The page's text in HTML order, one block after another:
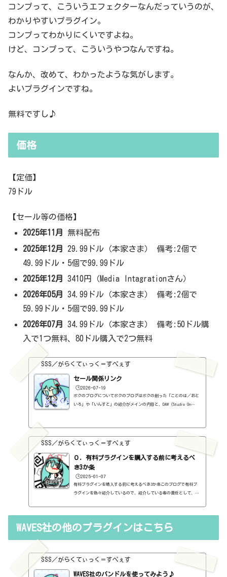
コンプって、こういうエフェクターなんだっていうのが、
わかりやすいプラグイン。
コンプってわかりにくいですよね。
けど、コンプって、こういうやつなんですね。
なんか、改めて、わかったような気がします。
よいプラグインですね。
無料ですし♪
価格
【定価】
79ドル
【セール等の価格】
2025年11月
無料配布
2025年12月
29.99ドル（本家さま） 備考:2個で
49.99ドル・5個で99.99ドル
2025年12月
3410円（Media Intagrationさん）
2026年05月
34.99ドル（本家さま） 備考:2個で
59.99ドル・5個で99.99ドル
2026年07月
34.99ドル（本家さま） 備考:50ドル購
入で1つ無料、80ドル購入で2つ無料
SSS／がらくてぃっく＝すぺぇす
セール関係リンク
🕒️2026-07-19
ボクのブログについてボクのブログはボクの創った「ことのは／おと
いろ」や「いんすと」の紹介がメインの内容と、DAW（Studio On
録はしていますし、セールしているプラグインはブログの最初の方に
表示するように（編集したら、自動的に最初の方に表示されてるだけ
ですが・・...
SSS／がらくてぃっく＝すぺぇす
０．有料プラグインを購入する前に考えるべ
き3か条
🕒️2025-01-07
有料プラグインを購入する前に考えるべき3か条このブログで有料プ
ラグインを色々紹介しているので、紹介している者の責任として、有
ンの中には、なぜ、これが無料なんだろう？と驚くような性能のもの
もの...
WAVES社の他のプラグインはこちら
SSS／がらくてぃっく＝すぺぇす
WAVES社のバンドルを使ってみよう♪